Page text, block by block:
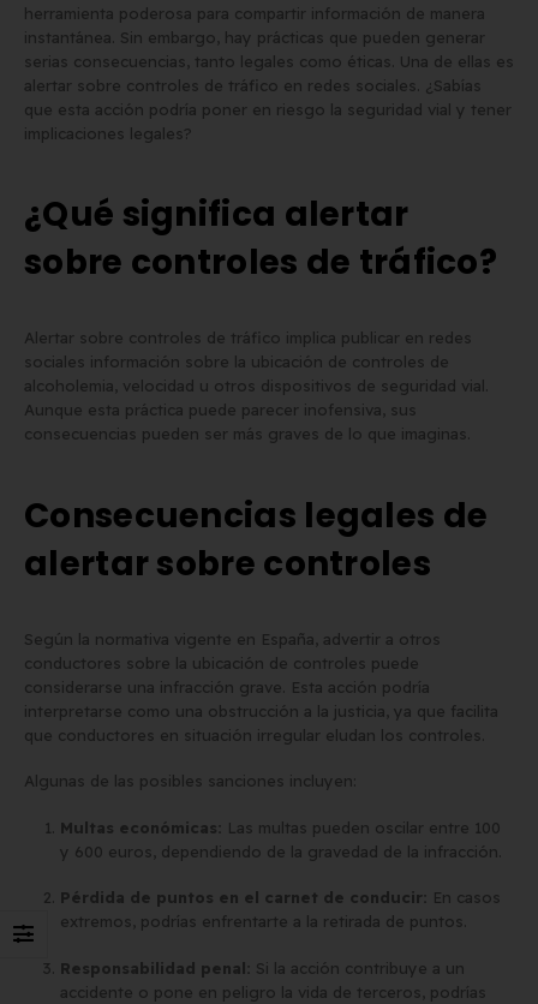
herramienta poderosa para compartir información de manera
instantánea. Sin embargo, hay prácticas que pueden generar
serias consecuencias, tanto legales como éticas. Una de ellas es
alertar sobre controles de tráfico en redes sociales. ¿Sabías
que esta acción podría poner en riesgo la seguridad vial y tener
implicaciones legales?
¿Qué significa alertar
sobre controles de tráfico?
Alertar sobre controles de tráfico implica publicar en redes
sociales información sobre la ubicación de controles de
alcoholemia, velocidad u otros dispositivos de seguridad vial.
Aunque esta práctica puede parecer inofensiva, sus
consecuencias pueden ser más graves de lo que imaginas.
Consecuencias legales de
alertar sobre controles
Según la normativa vigente en España, advertir a otros
conductores sobre la ubicación de controles puede
considerarse una infracción grave. Esta acción podría
interpretarse como una obstrucción a la justicia, ya que facilita
que conductores en situación irregular eludan los controles.
Algunas de las posibles sanciones incluyen:
Multas económicas:
Las multas pueden oscilar entre 100
y 600 euros, dependiendo de la gravedad de la infracción.
Pérdida de puntos en el carnet de conducir:
En casos
extremos, podrías enfrentarte a la retirada de puntos.
Responsabilidad penal:
Si la acción contribuye a un
accidente o pone en peligro la vida de terceros, podrías
Matrícula Acrílica para
Ciclomotor y Patinete:
Matrícula para Patinete
Eléctrico: Normativa y Dónde
Comprarla | Carengine
Comprar matrículas a
proveedores vs. Instalar
Los 7 requisitos de
homologación de
matrícula en España